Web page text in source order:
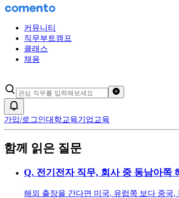
커뮤니티
직무부트캠프
클래스
채용
가입/로그인대학교육기업교육
함께 읽은 질문
Q. 전기전자 직무, 회사 중 동남아쪽
해외 출장을 간다면 미국, 유럽쪽 보다 중국